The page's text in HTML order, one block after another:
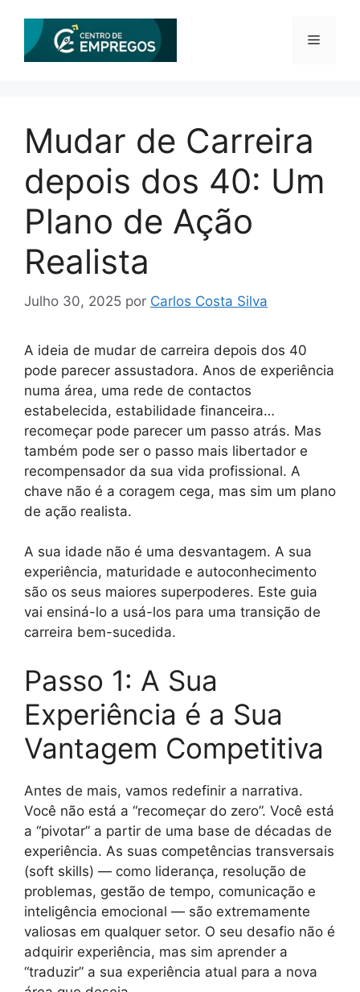
Menu
Mudar de Carreira
depois dos 40: Um
Plano de Ação
Realista
Julho 30, 2025 por Carlos Costa Silva
A ideia de mudar de carreira depois dos 40
pode parecer assustadora. Anos de experiência
numa área, uma rede de contactos
estabelecida, estabilidade financeira…
recomeçar pode parecer um passo atrás. Mas
também pode ser o passo mais libertador e
recompensador da sua vida profissional. A
chave não é a coragem cega, mas sim um plano
de ação realista.
A sua idade não é uma desvantagem. A sua
experiência, maturidade e autoconhecimento
são os seus maiores superpoderes. Este guia
vai ensiná-lo a usá-los para uma transição de
carreira bem-sucedida.
Passo 1: A Sua
Experiência é a Sua
Vantagem Competitiva
Antes de mais, vamos redefinir a narrativa.
Você não está a “recomeçar do zero”. Você está
a “pivotar” a partir de uma base de décadas de
experiência. As suas competências transversais
(soft skills) — como liderança, resolução de
problemas, gestão de tempo, comunicação e
inteligência emocional — são extremamente
valiosas em qualquer setor. O seu desafio não é
adquirir experiência, mas sim aprender a
“traduzir” a sua experiência atual para a nova